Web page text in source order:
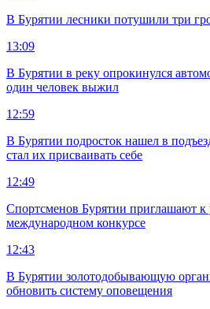
В Бурятии лесники потушили три
13:09
В Бурятии в реку опрокинулся
один человек выжил
12:59
В Бурятии подросток нашел в
стал их присваивать себе
12:49
Спортсменов Бурятии приглашают к
международном конкурсе
12:43
В Бурятии золотодобывающую
обновить систему оповещения